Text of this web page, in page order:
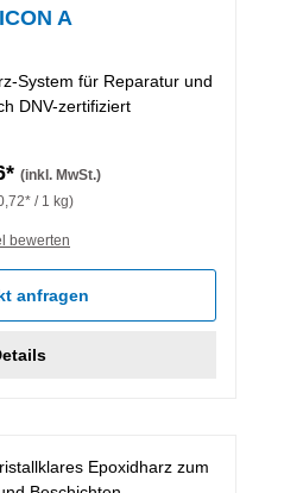
A
System für Reparatur und
DNV-zertifiziert
(inkl. MwSt.)
/ 1 kg)
bewerten
anfragen